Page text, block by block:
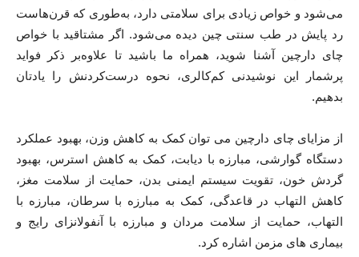
می‌شود و خواص زیادی برای سلامتی دارد، به‌طور‌ی که قرن‌هاست
رد پایش در طب سنتی چین دیده می‌شود. اگر مشتاقید با خواص
چای دارچین آشنا شوید، همراه ما باشید تا علاوه‌بر ذکر فواید
پرشمار این نوشیدنی کم‌کالری، نحوه درست‌کردنش را یادتان
بدهیم.
از مزایای چای دارچین می توان کمک به کاهش وزن، بهبود عملکرد
دستگاه گوارشی، مبارزه با دیابت، کمک به کاهش استرس، بهبود
گردش خون، تقویت سیستم ایمنی بدن، حمایت از سلامت مغز،
کاهش التهاب در قاعدگی، کمک به مبارزه با سرطان، مبارزه با
التهاب، حمایت از سلامت مردان و مبارزه با آنفولانزای رایج و
بیماری های مزمن اشاره کرد.